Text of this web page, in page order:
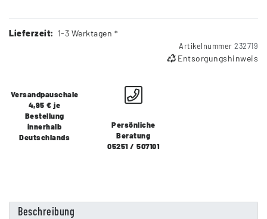
Lieferzeit: 1-3 Werktagen *
Artikelnummer 232719
Entsorgungshinweis
Versandpauschale
4,95 € je
Bestellung
innerhalb
Deutschlands
Persönliche
Beratung
05251 / 507101
Beschreibung